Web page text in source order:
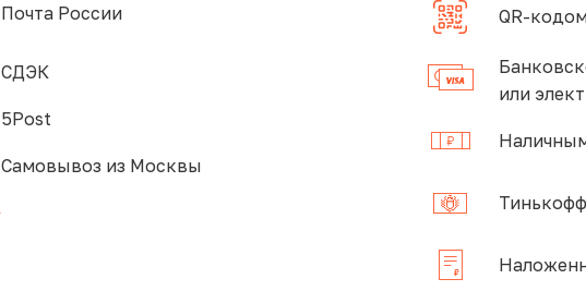
Почта России
СДЭК
5Post
Самовывоз из Москвы
QR-
или